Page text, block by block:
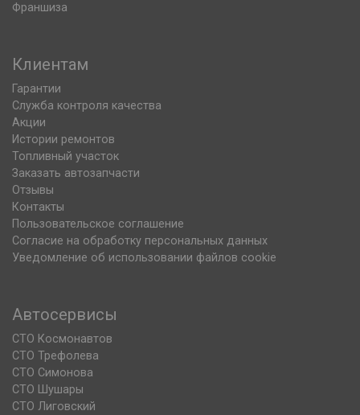
Франшиза
Клиентам
Гарантии
Служба контроля качества
Акции
Истории ремонтов
Топливный участок
Заказать автозапчасти
Отзывы
Контакты
Пользовательское соглашение
Согласие на обработку персональных данных
Уведомление об использовании файлов cookie
Автосервисы
СТО Космонавтов
СТО Трефолева
СТО Симонова
СТО Шушары
СТО Лиговский